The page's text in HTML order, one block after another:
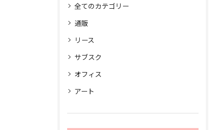
全てのカテゴリー
通販
リース
サブスク
オフィス
アート